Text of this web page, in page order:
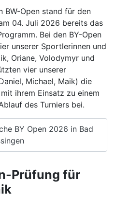
BW-Open stand für den
04. Juli 2026 bereits das
Bei den BY-Open
unserer Sportlerinnen und
Oriane, Volodymyr und
vier unserer
Michael, Maik) die
ihrem Einsatz zu einem
des Turniers bei.
BY Open 2026 in Bad
Prüfung für